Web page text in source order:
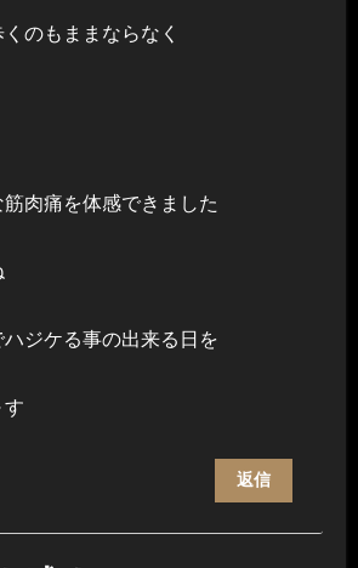
のもままならなく
肉痛を体感できました
ジケる事の出来る日を
返信